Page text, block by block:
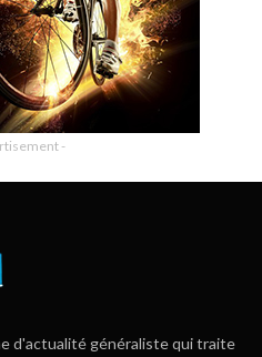
-
d'actualité généraliste qui traite